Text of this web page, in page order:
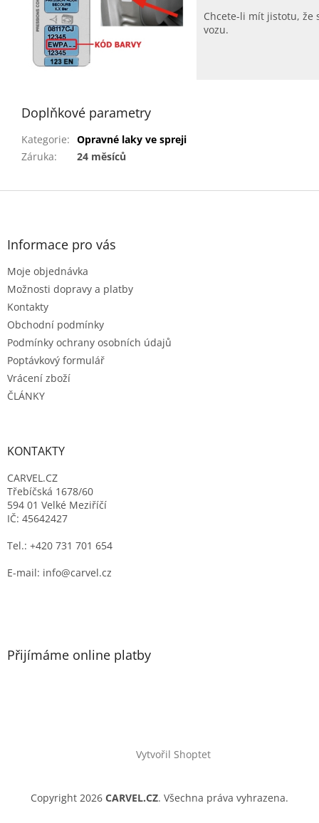
Chcete-li mít jistotu, že
vozu.
Doplňkové parametry
Kategorie: Opravné laky ve spreji
Záruka: 24 měsíců
Z
Informace pro vás
Moje objednávka
Možnosti dopravy a platby
Kontakty
Obchodní podmínky
Podmínky ochrany osobních údajů
Poptávkový formulář
Vrácení zboží
ČLÁNKY
KONTAKTY
CARVEL.CZ
Třebíčská 1678/60
594 01 Velké Meziříčí
IČ: 45642427
Tel.: +420 731 701 654
E-mail: info@carvel.cz
Přijímáme online platby
Vytvořil Shoptet
Copyright 2026 CARVEL.CZ. Všechna práva vyhrazena.